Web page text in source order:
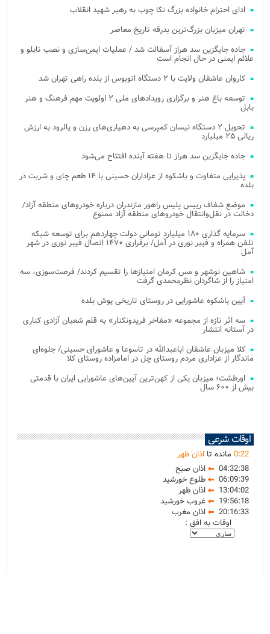
ادای احترام خانواده بزرگ نکا چوب به رهبر شهید انقلاب
تهران میزبان بزرگ‌ترین بدرقه تاریخ معاصر
جاده جایگزین سد هراز آسفالت شد / عملیات ایمن‌سازی و نصب تابلو و
علائم ایمنی در حال انجام است
کاروان عاشقان ولایت با ۲ دستگاه اتوبوس از بلده راهی تهران شد
توسعه باغ هنر و برگزاری رویدادهای ملی ۲ اولویت مهم فرهنگ و هنر
بابل
تحویل ۲ دستگاه نیسان کمپرسی به دهیاری‌های رزن و یالرود به ارزش
ریالی ۲۵ میلیارد
جاده جایگزین سد هراز تا هفته آینده افتتاح می‌شود
پذیرایی متفاوت و باشکوه از عزاداران حسینی با ۱۴ طعم چای و شربت در
بلده
موضع شفاف رییس پلیس راهور مازندران درباره خودروهای منطقه آزاد/
دخالت در نقل‌وانتقال خودروهای منطقه آزاد ممنوع
سرمایه گذاری ۱۸۰ میلیارد تومانی دولت چهاردهم برای توسعه شبکه
تلفن همراه و فیبر نوری در آمل/ برقراری ۱۴۷۰ اتصال فیبر نوری در شهر
آمل
شاهین نوشهر و مس کرمان امتیازها را تقسیم کردند/ فرصت‌سوزی، سه
امتیاز را از شاگردان نظرمحمدی گرفت
آیین باشکوه عاشورایی در روستای تاریخی یوش بلده
سه اثر تازه از مجموعه «مفاخر فریدونکنار» به قلم شعبان آزادی کناری
در آستانه انتشار
کلا میزبان عاشقان اباعبدالله در تاسوعا و عاشورای حسینی/ جلوه‌ای
ماندگار از عزاداری مردم روستای چل در امامزاده روستای کلا
اورطشت؛ میزبان یکی از کهن‌ترین آیین‌های عاشورایی ایران با قدمتی
بیش از ۶۰۰ سال
اوقات شرعی
0:22 مانده تااذان ظهر
04:32:38
اذان صبح
06:09:39
طلوع خورشید
13:04:02
اذان ظهر
19:56:18
غروب خورشید
20:16:33
اذان مغرب
اوقات به افق :